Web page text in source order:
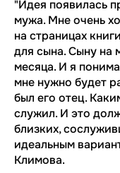
"Идея появилась
мужа. Мне очень
на страницах
для сына. Сыну на
месяца. И я
мне нужно будет
был его отец.
служил. И это
близких,
идеальным
Климова.